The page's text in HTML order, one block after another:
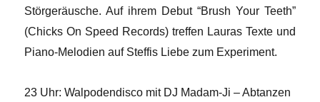
Störgeräusche. Auf ihrem Debut “Brush Your Teeth”
(Chicks On Speed Records) treffen Lauras Texte und
Piano-Melodien auf Steffis Liebe zum Experiment.
23 Uhr: Walpodendisco mit DJ Madam-Ji – Abtanzen